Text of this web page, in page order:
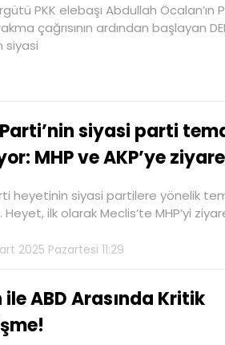
PKK elebaşı Abdullah Öcalan’ın
çağrısının ardından başlayan
siyasi
Parti’nin siyasi parti
MHP ve AKP’ye
heyetinin siyasi partilere yönelik
Heyet, ilk olarak Meclis’te MHP’yi
2025 Pazartesi 11:29
ile ABD Arasında Kritik